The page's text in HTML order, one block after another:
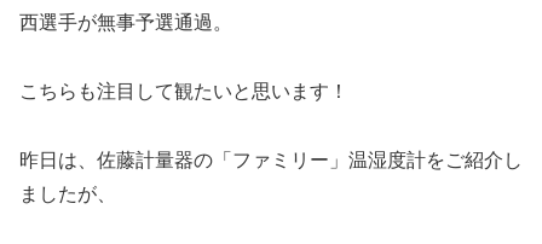
西選手が無事予選通過。
こちらも注目して観たいと思います！
昨日は、佐藤計量器の「ファミリー」温湿度計をご紹介し
ましたが、